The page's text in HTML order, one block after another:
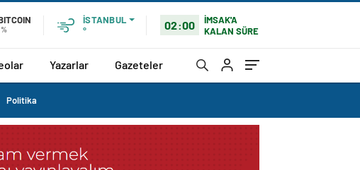
%
İSTANBUL
°
02:00
İMSAK'A
KALAN SÜRE
Yazarlar Gazeteler
Politika